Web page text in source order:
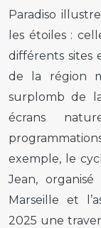
Paradiso
les étoiles :
différents sites
de la région
surplomb de
écrans
exemple, le
Jean,
Marseille et
2025 une